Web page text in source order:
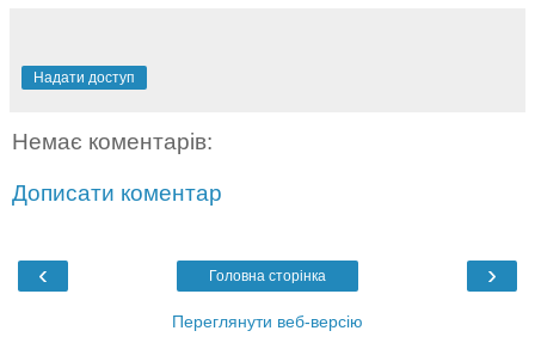
Надати доступ
Немає коментарів:
Дописати коментар
‹ ›
Головна сторінка
Переглянути веб-версію